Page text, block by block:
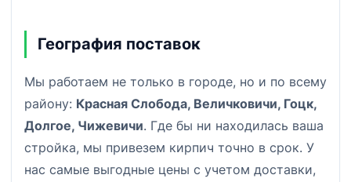
География поставок
Мы работаем не только в городе, но и по всему
району: Красная Слобода, Величковичи, Гоцк,
Долгое, Чижевичи. Где бы ни находилась ваша
стройка, мы привезем кирпич точно в срок. У
нас самые выгодные цены с учетом доставки,